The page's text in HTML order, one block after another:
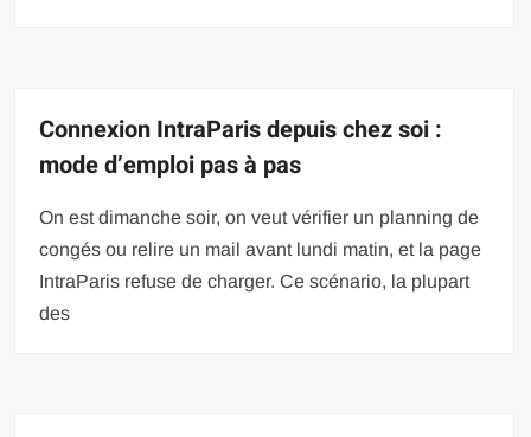
Connexion IntraParis depuis chez soi :
mode d’emploi pas à pas
On est dimanche soir, on veut vérifier un planning de
congés ou relire un mail avant lundi matin, et la page
IntraParis refuse de charger. Ce scénario, la plupart
des